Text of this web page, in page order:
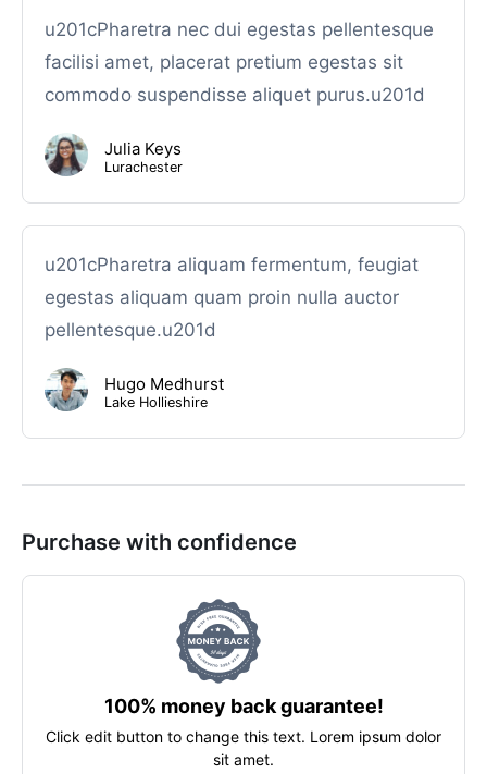
u201cPharetra nec dui egestas pellentesque
facilisi amet, placerat pretium egestas sit
commodo suspendisse aliquet purus.u201d
Julia Keys
Lurachester
u201cPharetra aliquam fermentum, feugiat
egestas aliquam quam proin nulla auctor
pellentesque.u201d
Hugo Medhurst
Lake Hollieshire
Purchase with confidence
100% money back guarantee!
Click edit button to change this text. Lorem ipsum dolor
sit amet.